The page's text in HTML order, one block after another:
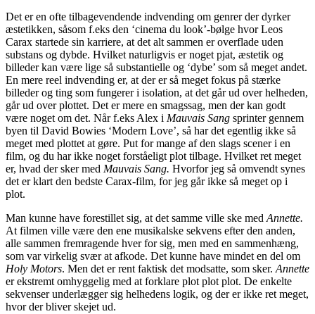
Det er en ofte tilbagevendende indvending om genrer der dyrker
æstetikken, såsom f.eks den ‘cinema du look’-bølge hvor Leos
Carax startede sin karriere, at det alt sammen er overflade uden
substans og dybde. Hvilket naturligvis er noget pjat, æstetik og
billeder kan være lige så substantielle og ‘dybe’ som så meget andet.
En mere reel indvending er, at der er så meget fokus på stærke
billeder og ting som fungerer i isolation, at det går ud over helheden,
går ud over plottet. Det er mere en smagssag, men der kan godt
være noget om det. Når f.eks Alex i Mauvais Sang sprinter gennem
byen til David Bowies ‘Modern Love’, så har det egentlig ikke så
meget med plottet at gøre. Put for mange af den slags scener i en
film, og du har ikke noget forståeligt plot tilbage. Hvilket ret meget
er, hvad der sker med Mauvais Sang. Hvorfor jeg så omvendt synes
det er klart den bedste Carax-film, for jeg går ikke så meget op i
plot.
Man kunne have forestillet sig, at det samme ville ske med Annette.
At filmen ville være den ene musikalske sekvens efter den anden,
alle sammen fremragende hver for sig, men med en sammenhæng,
som var virkelig svær at afkode. Det kunne have mindet en del om
Holy Motors. Men det er rent faktisk det modsatte, som sker. Annette
er ekstremt omhyggelig med at forklare plot plot plot. De enkelte
sekvenser underlægger sig helhedens logik, og der er ikke ret meget,
hvor der bliver skejet ud.